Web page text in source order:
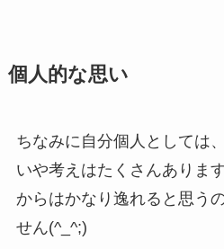
個人的な思い
ちなみに自分個人としては
いや考えはたくさんありま
からはかなり逸れると思う
せん(^_^;)